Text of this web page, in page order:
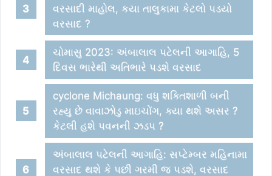
વરસાદી માહોલ, કયા તાલુકામા કેટલો પડયો
વરસાદ ?
ચોમાસુ 2023: અંબાલાલ પટેલની આગાહિ, 5
દિવસ ભારેથી અતિભારે પડશે વરસાદ
cyclone Michaung: વધુ શક્તિશાળી બની
રહ્યુ છે વાવાઝોડુ માઇચોંગ, ક્યા થશે અસર ?
કેટલી હશે પવનની ઝડપ ?
અંબાલાલ પટેલની આગાહિ: સપ્ટેમ્બર મહિનામા
વરસાદ થશે કે પછી ગરમી જ પડશે, વરસાદ